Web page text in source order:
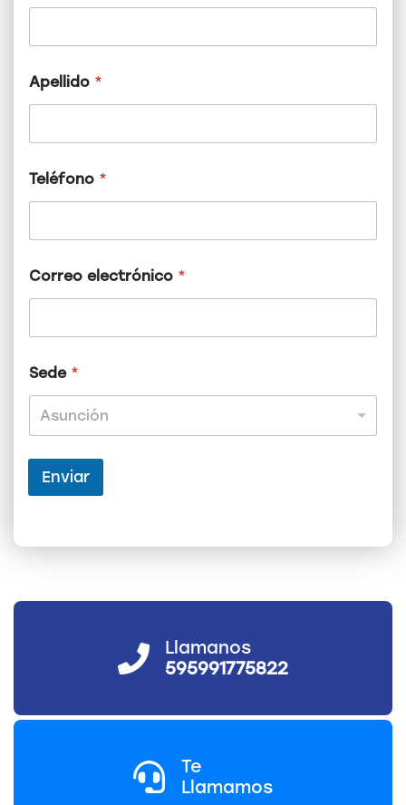
Apellido *
Teléfono *
Correo electrónico *
N
o
e
Sede *
Asunción
Enviar
Llamanos
595991775822
Te
Llamamos